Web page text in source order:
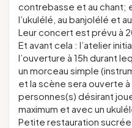
contrebasse et au chant;
l’ukulélé, au banjolélé et
Leur concert est prévu à
Et avant cela : l’atelier
l’ouverture à 15h durant
un morceau simple
et la scène sera ouverte
personnes(s) désirant
maximum et avec un
Petite restauration